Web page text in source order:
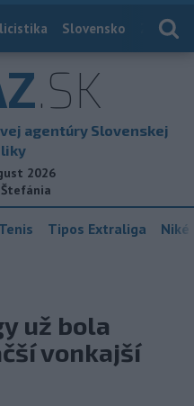
Slovensko
.SK
agentúry Slovenskej
2026
Štefánia
Tenis Tipos Extraliga
už bola
vonkajší